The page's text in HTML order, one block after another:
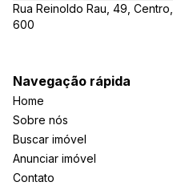
Rua Reinoldo Rau, 49,
600
Navegação rápida
Home
Sobre nós
Buscar imóvel
Anunciar imóvel
Contato